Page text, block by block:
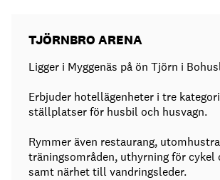
TJÖRNBRO ARENA
Ligger i Myggenäs på ön Tjörn i
Erbjuder hotellägenheter i tre
ställplatser för husbil och husvagn.
Rymmer även restaurang,
träningsområden, uthyrning för
samt närhet till vandringsleder.